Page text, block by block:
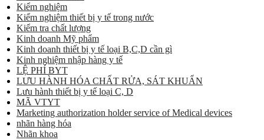
Kiểm nghiệm
Kiểm nghiệm thiết bị y tế trong nước
Kiểm tra chất lượng
Kinh doanh Mỹ phẩm
Kinh doanh thiết bị y tế loại B,C,D cần gì
Kinh nghiệm nhập hàng y tế
LỆ PHÍ BYT
LƯU HÀNH HÓA CHẤT RỬA, SÁT KHUẨN
Lưu hành thiết bị y tế loại C, D
MÃ VTYT
Marketing authorization holder service of Medical devices
nhãn hàng hóa
Nhãn khoa